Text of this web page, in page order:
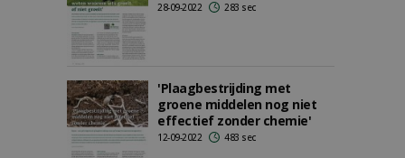
28-09-2022 283 sec
'Plaagbestrijding met
groene middelen nog niet
effectief zonder chemie'
12-09-2022 483 sec